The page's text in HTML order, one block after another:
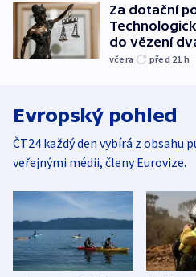
Za dotační
do vězení
včera před 21 h
Evropský pohled
ČT24 každý den vybírá z obsahu
veřejnými médii, členy Eurovize.